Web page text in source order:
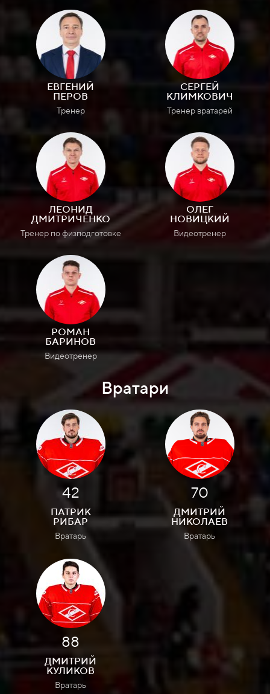
ЕВГЕНИЙ
ПЕРОВ
Тренер
СЕРГЕЙ
КЛИМКОВИЧ
Тренер вратарей
ЛЕОНИД
ДМИТРИЧЕНКО
Тренер по физподготовке
ОЛЕГ
НОВИЦКИЙ
Видеотренер
РОМАН
БАРИНОВ
Видеотренер
Вратари
42
ПАТРИК
РИБАР
Вратарь
70
ДМИТРИЙ
НИКОЛАЕВ
Вратарь
88
ДМИТРИЙ
КУЛИКОВ
Вратарь